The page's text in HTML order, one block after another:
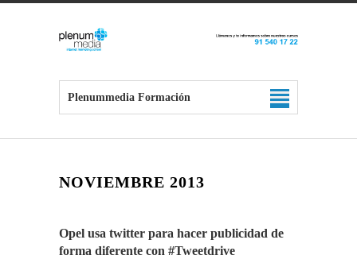
Plenummedia Formación
NOVIEMBRE 2013
Opel usa twitter para hacer publicidad de
forma diferente con #Tweetdrive